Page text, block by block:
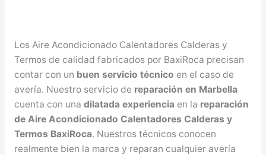
Los Aire Acondicionado Calentadores Calderas y
Termos de calidad fabricados por BaxiRoca precisan
contar con un buen servicio técnico en el caso de
avería. Nuestro servicio de reparación en Marbella
cuenta con una dilatada experiencia en la reparación
de Aire Acondicionado Calentadores Calderas y
Termos BaxiRoca. Nuestros técnicos conocen
realmente bien la marca y reparan cualquier avería